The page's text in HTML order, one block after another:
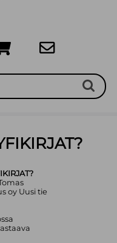
oy Uusi tie